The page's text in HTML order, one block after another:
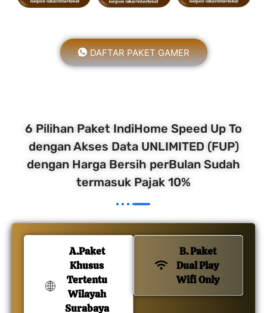
DAFTAR PAKET GAMER
6 Pilihan Paket IndiHome Speed Up To
dengan Akses Data UNLIMITED (FUP)
dengan Harga Bersih perBulan Sudah
termasuk Pajak 10%
A.Paket
Khusus
Tertentu
Wilayah
Surabaya
B. Paket
Dual Play
Wifi Only